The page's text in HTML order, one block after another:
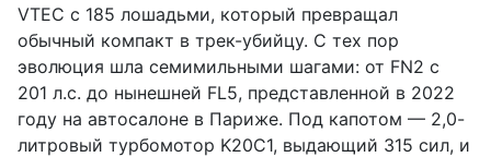
VTEC с 185 лошадьми, который превращал
обычный компакт в трек-убийцу. С тех пор
эволюция шла семимильными шагами: от FN2 с
201 л.с. до нынешней FL5, представленной в 2022
году на автосалоне в Париже. Под капотом — 2,0-
литровый турбомотор K20C1, выдающий 315 сил, и